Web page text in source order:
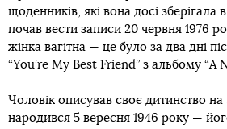
щоденників, які вона досі зберігала
почав вести записи 20 червня 1976
жінка вагітна — це було за два дні
“You’re My Best Friend” з альбому “A
Чоловік описував своє дитинство на
народився 5 вересня 1946 року —